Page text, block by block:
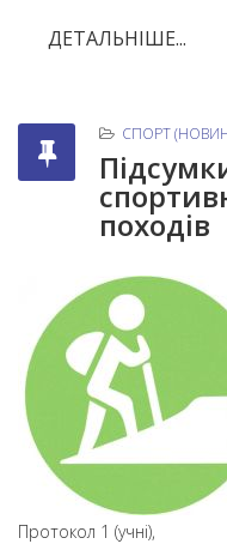
ДЕТАЛЬНІШЕ...
СПОРТ
походів
Протокол 1 (учні),